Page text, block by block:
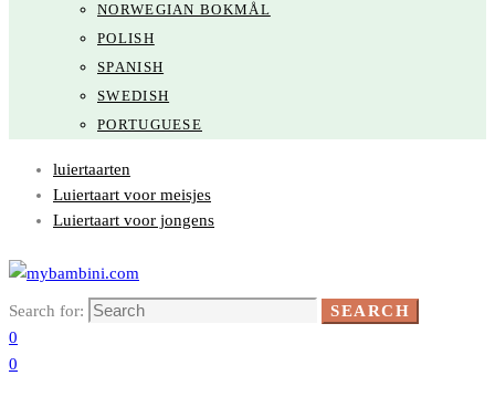
NORWEGIAN BOKMÅL
POLISH
SPANISH
SWEDISH
PORTUGUESE
luiertaarten
Luiertaart voor meisjes
Luiertaart voor jongens
Search for:
SEARCH
0
0